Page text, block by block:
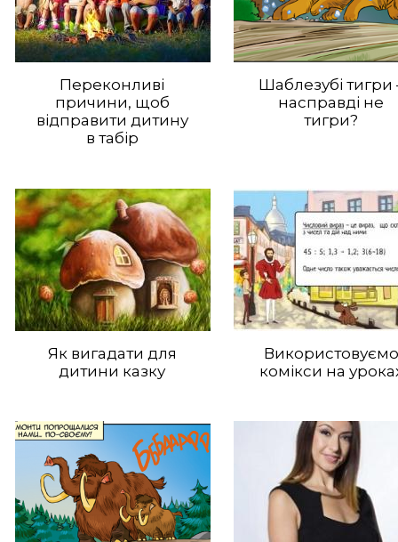
Переконливі
причини, щоб
відправити дитину
в табір
Шаблезубі тигри
насправді не
тигри?
Як вигадати для
дитини казку
Використовуємо
комікси на